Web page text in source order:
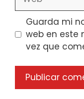
Guarda mi
web en este
vez que